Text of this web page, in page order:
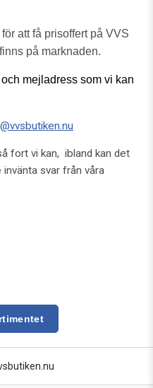
att få prisoffert på VVS
på marknaden.
mejladress som vi kan
fort vi kan, ibland kan det
svar från våra